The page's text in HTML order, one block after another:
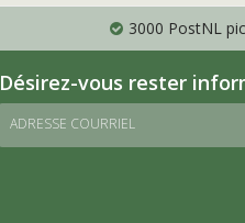
3000 PostNL
Désirez-vous rester
ADRESSE COURRIEL